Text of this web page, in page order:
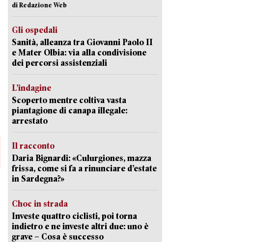
di Redazione Web
Gli ospedali
Sanità, alleanza tra Giovanni Paolo II
e Mater Olbia: via alla condivisione
dei percorsi assistenziali
L’indagine
Scoperto mentre coltiva vasta
piantagione di canapa illegale:
arrestato
Il racconto
Daria Bignardi: «Culurgiones, mazza
frissa, come si fa a rinunciare d’estate
in Sardegna?»
Choc in strada
Investe quattro ciclisti, poi torna
indietro e ne investe altri due: uno è
grave – Cosa è successo